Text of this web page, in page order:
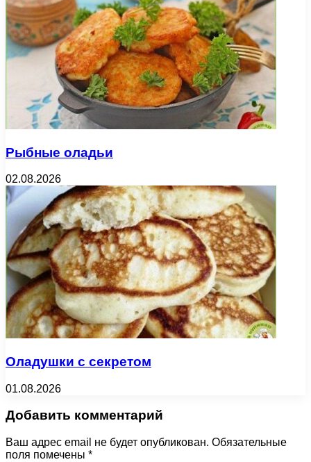
Рыбные оладьи
02.08.2026
Оладушки с секретом
01.08.2026
Добавить комментарий
Ваш адрес email не будет опубликован. Обязательные
поля помечены *